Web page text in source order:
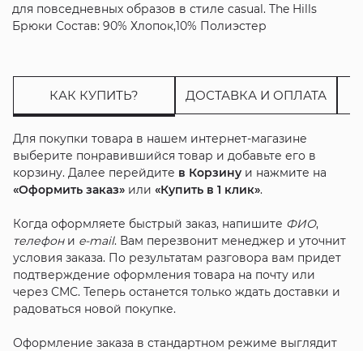
для повседневных образов в стиле casual. The Hills
Брюки Состав: 90% Хлопок,10% Полиэстер
КАК КУПИТЬ? ДОСТАВКА И ОПЛАТА
Для покупки товара в нашем интернет-магазине
выберите понравившийся товар и добавьте его в
корзину. Далее перейдите в Корзинуи нажмите на
«Оформить заказ»или «Купить в 1 клик».
Когда оформляете быстрый заказ, напишите ФИО,
телефони e-mail. Вам перезвонит менеджер и уточнит
условия заказа. По результатам разговора вам придет
подтверждение оформления товара на почту или
через СМС. Теперь останется только ждать доставки и
радоваться новой покупке.
Оформление заказа в стандартном режиме выглядит